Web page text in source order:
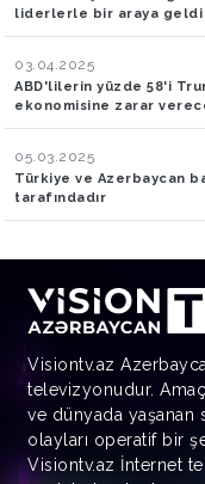
liderlerle bir araya geldi
03.04.2025
ABD'lilerin yüzde 58'i
ekonomisine zarar
05.03.2025
Türkiye ve Azerbaycan
tarafındadır
Visiontv.az
televizyonudur.
ve dünyada yaşanan
olayları operatif bir
Visiontv.az İnternet